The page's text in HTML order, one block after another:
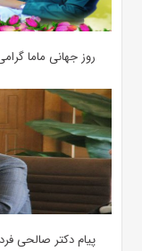
روز جهانی ماما
پیام دکتر صالحی